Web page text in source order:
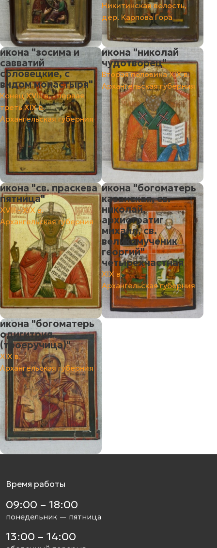
Никитинская волость,
дер. Карпова Гора
икона "зосима и
савватий
соловецкие, с
видом монастыря"
Конец XVIII в. - первая
треть XIX в.
Архангельская губерния
икона "николай
чудотворец"
Вторая половина ХIХ в.
Архангельская губерния
икона "св. праскева
пятница"
XVIII - ХIХ в.
Архангельская губерния
икона "богоматерь
казанская, св.
николай,
архистратиг
михаил, св.
великомученик
георгий"
четырехчастная
XIX в.
Архангельская губерния
икона "богоматерь
одигитрия
(троеручица)"
XIX в.
Архангельская губерния
Время работы
09:00 – 18:00
понедельник — пятница
13:00 – 14:00